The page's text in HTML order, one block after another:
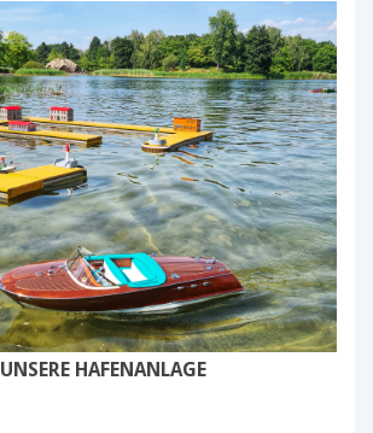
UNSERE HAFENANLAGE